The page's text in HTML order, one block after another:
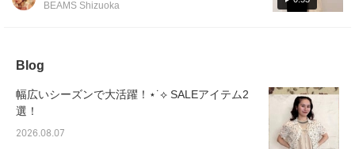
BEAMS Shizuoka
Blog
幅広いシーズンで大活躍！⋆˙⟡ SALEアイテム2
選！
2026.08.07